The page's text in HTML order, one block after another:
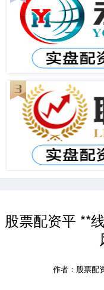
股票配资平 **
作者：股票配